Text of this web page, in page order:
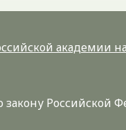
академии
Российской